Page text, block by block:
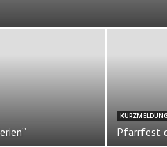
Pfarrfest